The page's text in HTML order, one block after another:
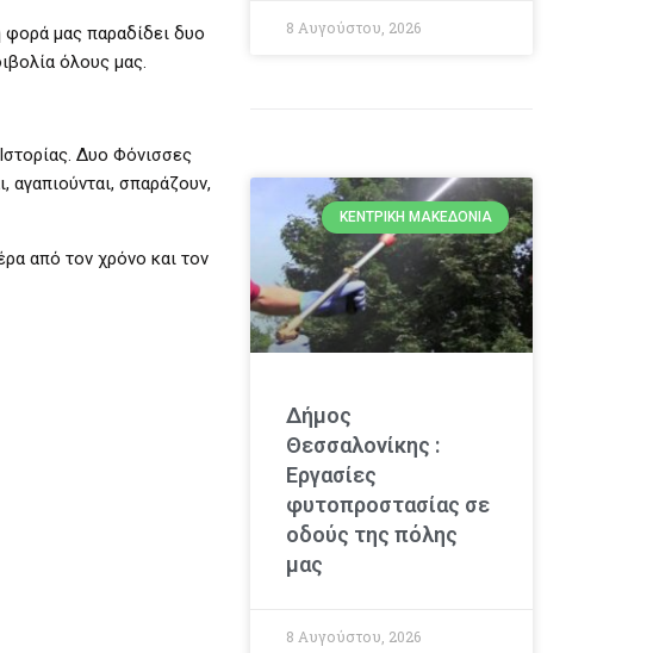
μας παραδίδει δυο
όλους μας.
Δυο Φόνισσες
αγαπιούνται, σπαράζουν,
από τον χρόνο και τον
8 Αυγούστου, 2026
ΚΕΝΤΡΙΚΉ ΜΑΚΕΔΟΝΊΑ
Δήμος
Θεσσαλονίκης :
Εργασίες
φυτοπροστασίας σε
οδούς της πόλης
μας
8 Αυγούστου, 2026